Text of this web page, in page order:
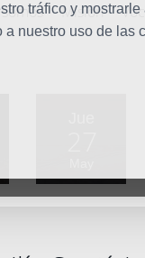
tráfico y
a nuestro uso de las
Misión